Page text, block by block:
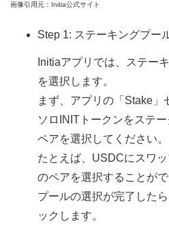
画像引用元：Initia公式サイト
Step 1: ステーキングプー
Initiaアプリでは、ステー
を選択します。
まず、アプリの「Stake」
ソロINITトークンをステ
ペアを選択してください。
たとえば、USDCにスワ
のペアを選択することがで
プールの選択が完了した
ックします。